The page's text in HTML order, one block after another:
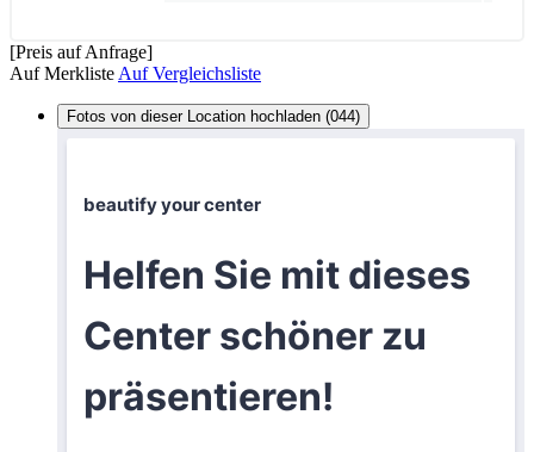
[Preis auf Anfrage]
Auf Merkliste Auf Vergleichsliste
Fotos von dieser Location hochladen (044)